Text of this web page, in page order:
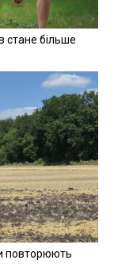
стане більше
повторюють